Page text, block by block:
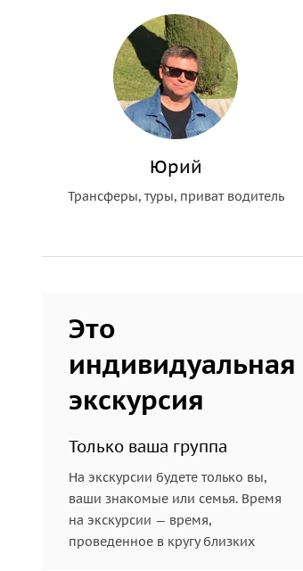
По дороге встречаются
Вы всегда сможете увидеть
Прогулка и фото в порту Канн;
Холм Сюке, с которого
Так же в Каннах располагаются
посетить по Вашему желанию.
МЫ ГАРАНТИРУЕМ незабываемые
туристам, которые приезжают
Юрий
Трансферы, туры, приват водитель
Это
индивидуальная
экскурсия
Только ваша группа
На экскурсии будете только вы,
ваши знакомые или семья. Время
на экскурсии — время,
проведенное в кругу близких